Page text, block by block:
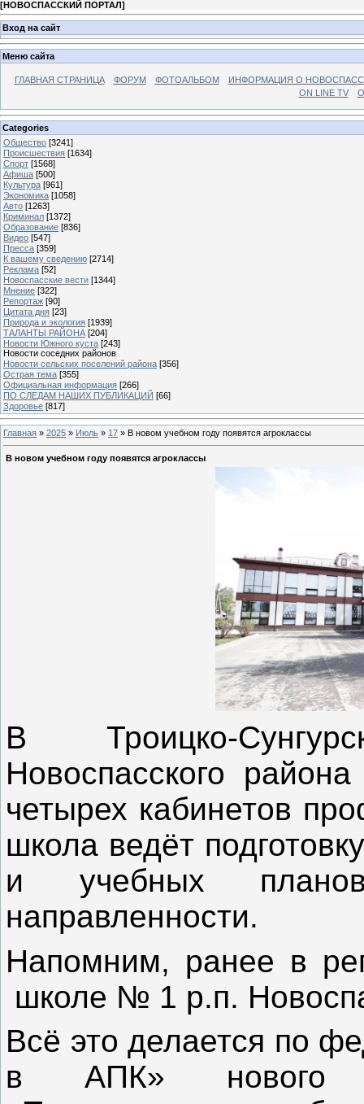
[НОВОСПАССКИЙ ПОРТАЛ]
Вход на сайт
Меню сайта
ГЛАВНАЯ СТРАНИЦА ФОРУМ ФОТОАЛЬБОМ
ИНФОРМАЦИЯ О
ON LINE TV
Categories
Общество [3241]
Происшествия [1634]
Спорт [1568]
Афиша [500]
Культура [961]
Экономика [1058]
Авто [1263]
Криминал [1372]
Образование [836]
Видео [547]
Пресса [359]
К вашему сведению [2714]
Реклама [52]
Новоспасские вести [1344]
Мнение [322]
Репортаж [90]
Цитата дня [23]
Природа и экология [1939]
ТАЛАНТЫ РАЙОНА [204]
Новости Южного куста [243]
Новости соседних районов
Новости сельских поселений района [356]
Острая тема [355]
Официальная информация [266]
ПО СЛЕДАМ НАШИХ ПУБЛИКАЦИЙ [66]
Здоровье [817]
Главная » 2025 » Июль » 17 » В новом учебном году появятся агроклассы
В новом учебном году появятся агроклассы
В Троицко-
Новоспасского
четырех кабинетов
школа ведёт
и учебных
направленности.
Напомним, ранее в
школе № 1 р.п.
Всё это делается по
в АПК» нового